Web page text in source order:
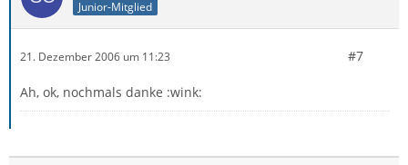
Junior-Mitglied
21. Dezember 2006 um 11:23 #7
Ah, ok, nochmals danke :wink: